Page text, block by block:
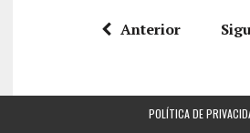
Anterior
POLÍTICA DE